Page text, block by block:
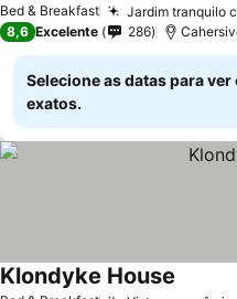
Bed & Breakfast Jardim tranquilo
8,6 Excelente 286
Selecione as datas para
exatos.
Klondyke House